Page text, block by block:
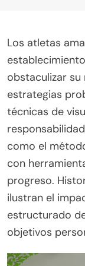
Los atletas
obstaculizar
estrategias
técnicas de
como el
con
progreso.
ilustran el
estructurado
objetivos